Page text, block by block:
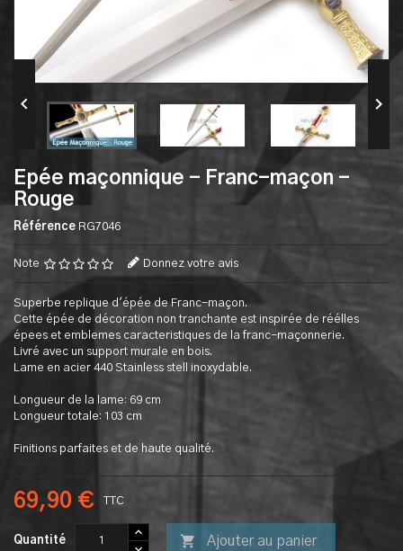
 
Epée maçonnique - Franc-maçon -
Rouge
Référence RG7046
Note Donnez votre avis
Superbe replique d'épée de Franc-maçon.
Cette épée de décoration non tranchante est inspirée de réélles
épees et emblemes caracteristiques de la franc-maçonnerie.
Livré avec un support murale en bois.
Lame en acier 440 Stainless stell inoxydable.
Longueur de la lame: 69 cm
Longueur totale: 103 cm
Finitions parfaites et de haute qualité.
69,90 € TTC
Quantité  Ajouter au panier